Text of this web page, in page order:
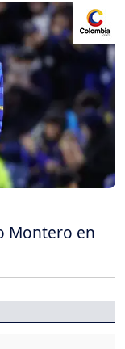
Montero en